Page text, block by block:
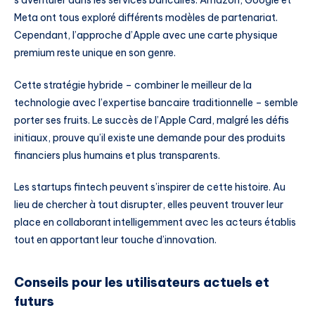
Meta ont tous exploré différents modèles de partenariat.
Cependant, l’approche d’Apple avec une carte physique
premium reste unique en son genre.
Cette stratégie hybride – combiner le meilleur de la
technologie avec l’expertise bancaire traditionnelle – semble
porter ses fruits. Le succès de l’Apple Card, malgré les défis
initiaux, prouve qu’il existe une demande pour des produits
financiers plus humains et plus transparents.
Les startups fintech peuvent s’inspirer de cette histoire. Au
lieu de chercher à tout disrupter, elles peuvent trouver leur
place en collaborant intelligemment avec les acteurs établis
tout en apportant leur touche d’innovation.
Conseils pour les utilisateurs actuels et
futurs